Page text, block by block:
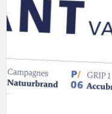
over
Brandweerkrant